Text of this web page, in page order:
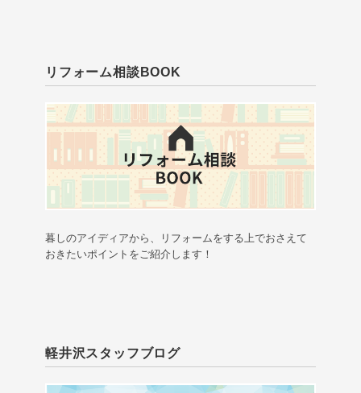
リフォーム相談BOOK
暮しのアイディアから、リフォームをする上でおさえて
おきたいポイントをご紹介します！
軽井沢スタッフブログ